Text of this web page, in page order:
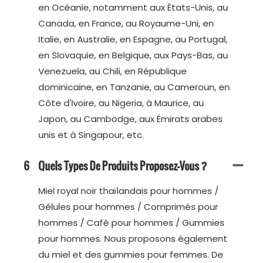
en Océanie, notamment aux États-Unis, au
Canada, en France, au Royaume-Uni, en
Italie, en Australie, en Espagne, au Portugal,
en Slovaquie, en Belgique, aux Pays-Bas, au
Venezuela, au Chili, en République
dominicaine, en Tanzanie, au Cameroun, en
Côte d'Ivoire, au Nigeria, à Maurice, au
Japon, au Cambodge, aux Émirats arabes
unis et à Singapour, etc.
6 Quels Types De Produits Proposez-Vous ?
Miel royal noir thaïlandais pour hommes /
Gélules pour hommes / Comprimés pour
hommes / Café pour hommes / Gummies
pour hommes. Nous proposons également
du miel et des gummies pour femmes. De